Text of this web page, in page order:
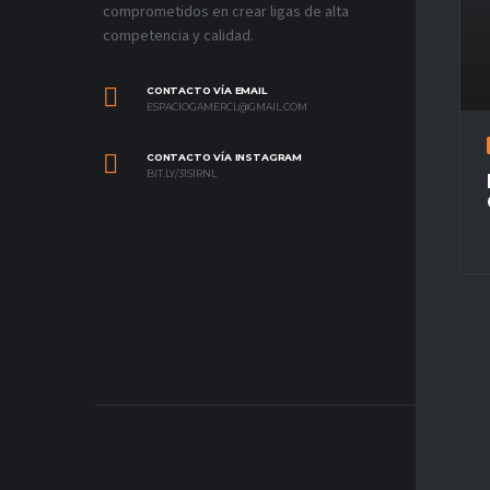
comprometidos en crear ligas de alta
competencia y calidad.
CONTACTO VÍA EMAIL
ESPACIOGAMERCL@GMAIL.COM
CONTACTO VÍA INSTAGRAM
BIT.LY/31S1RNL